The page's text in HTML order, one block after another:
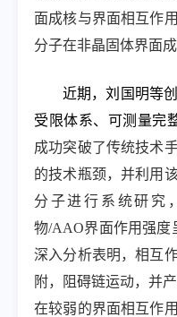
面成核与界面相互作
分子在非晶固体界面成
近期，刘国明等
受限体系、可测量完
成功突破了传统技术
的技术瓶颈，并利用
分子进行系统研究
物/AAO界面作用强度
深入分析表明，相互
附，阻碍链运动，并
在较弱的界面相互作